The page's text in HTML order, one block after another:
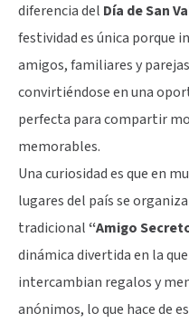
diferencia del Día de San
festividad es única porque
amigos, familiares y
convirtiéndose en una
perfecta para compartir
memorables.
Una curiosidad es que en
lugares del país se
tradicional “Amigo
dinámica divertida en la
intercambian regalos y
anónimos, lo que hace de